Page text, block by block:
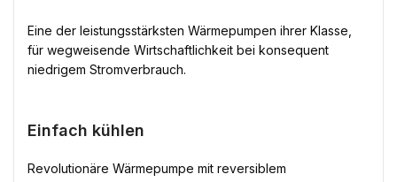
Eine der leistungsstärksten Wärmepumpen ihrer Klasse,
für wegweisende Wirtschaftlichkeit bei konsequent
niedrigem Stromverbrauch.
Einfach kühlen
Revolutionäre Wärmepumpe mit reversiblem